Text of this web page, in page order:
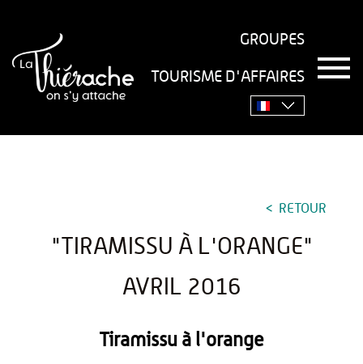
GROUPES
TOURISME D'AFFAIRES
T
o
Accueil› Séjourner Recettes›
RETOUR
"TIRAMISSU À L'ORANGE"
AVRIL 2016
Tiramissu à l'orange